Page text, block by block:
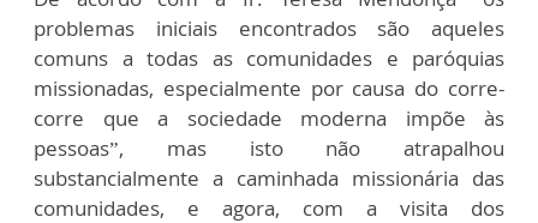
problemas iniciais encontrados são aqueles
comuns a todas as comunidades e paróquias
missionadas, especialmente por causa do corre-
corre que a sociedade moderna impõe às
pessoas”, mas isto não atrapalhou
substancialmente a caminhada missionária das
comunidades, e agora, com a visita dos